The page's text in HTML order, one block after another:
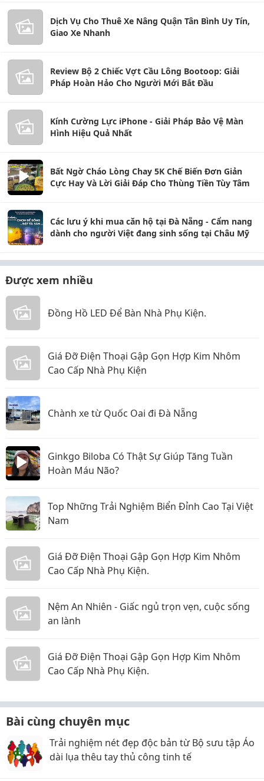
Dịch Vụ Cho Thuê Xe Nâng Quận Tân Bình Uy Tín,
Giao Xe Nhanh
Review Bộ 2 Chiếc Vợt Cầu Lông Bootoop: Giải
Pháp Hoàn Hảo Cho Người Mới Bắt Đầu
Kính Cường Lực iPhone - Giải Pháp Bảo Vệ Màn
Hình Hiệu Quả Nhất
Bất Ngờ Cháo Lòng Chay 5K Chế Biến Đơn Giản
Cực Hay Và Lời Giải Đáp Cho Thùng Tiền Tùy Tâm
Các lưu ý khi mua căn hộ tại Đà Nẵng - Cẩm nang
dành cho người Việt đang sinh sống tại Châu Mỹ
Được xem nhiều
Đồng Hồ LED Để Bàn Nhà Phụ Kiện.
Giá Đỡ Điện Thoại Gập Gọn Hợp Kim Nhôm
Cao Cấp Nhà Phụ Kiện
Chành xe từ Quốc Oai đi Đà Nẵng
Ginkgo Biloba Có Thật Sự Giúp Tăng Tuần
Hoàn Máu Não?
Top Những Trải Nghiệm Biển Đỉnh Cao Tại Việt
Nam
Giá Đỡ Điện Thoại Gập Gọn Hợp Kim Nhôm
Cao Cấp Nhà Phụ Kiện.
Nệm An Nhiên - Giấc ngủ trọn vẹn, cuộc sống
an lành
Giá Đỡ Điện Thoại Gập Gọn Hợp Kim Nhôm
Cao Cấp Nhà Phụ Kiện.
Bài cùng chuyên mục
Trải nghiệm nét đẹp độc bản từ Bộ sưu tập Áo
dài lụa thêu tay thủ công tinh tế